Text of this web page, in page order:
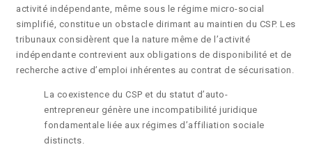
activité indépendante, même sous le régime micro-social
simplifié, constitue un obstacle dirimant au maintien du CSP. Les
tribunaux considèrent que la nature même de l’activité
indépendante contrevient aux obligations de disponibilité et de
recherche active d’emploi inhérentes au contrat de sécurisation.
La coexistence du CSP et du statut d’auto-
entrepreneur génère une incompatibilité juridique
fondamentale liée aux régimes d’affiliation sociale
distincts.